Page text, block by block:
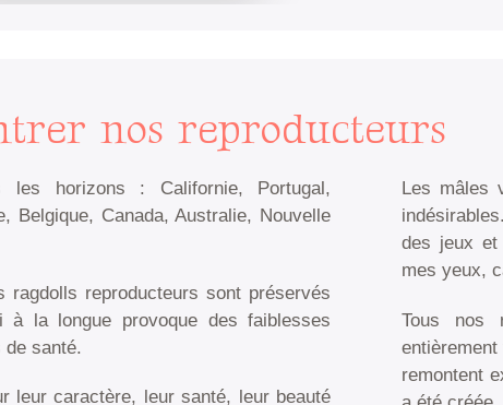
nos reproducteurs
horizons : Californie, Portugal,
Belgique, Canada, Australie, Nouvelle
ragdolls reproducteurs sont préservés
à la longue provoque des faiblesses
de santé.
leur caractère, leur santé, leur beauté
Les mâles
des jeux et
mes yeux,
Tous nos
remontent